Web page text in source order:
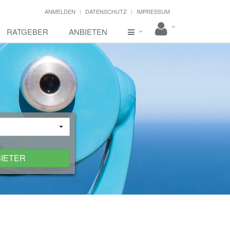
ANMELDEN DATENSCHUTZ IMPRESSUM
RATGEBER ANBIETEN